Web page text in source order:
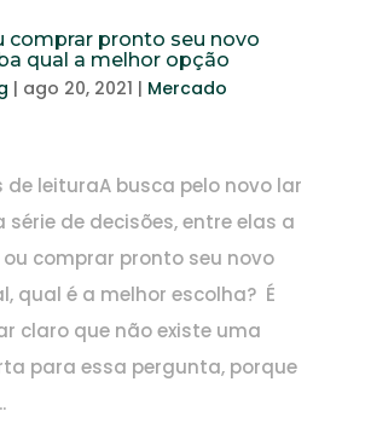
comprar pronto seu novo
qual a melhor opção
| ago 20, 2021 | Mercado
de leituraA busca pelo novo lar
série de decisões, entre elas a
comprar pronto seu novo
qual é a melhor escolha? É
claro que não existe uma
para essa pergunta, porque